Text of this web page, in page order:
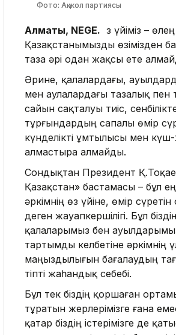
Фото: Ақ жол партиясы
Алматы, NEGE. Өз үйіміз –
Қазақстанымызды өзімізден
таза әрі одан жақсы ете
Әрине, қалалардағы,
мен аулалардағы тазалық пен
сайын сақталуы тиіс,
тұрғындардың сапалы өмір
күнделікті ұмтылысы мен күш-
алмастыра алмайды.
Сондықтан Президент
Қазақстан» бастамасы – бұл
әркімнің өз үйіне, өмір
деген жауапкершілігі. Бұл
қалаларымыз бен
тартымды келбетіне әркімнің
маңыздылығын бағалаудың
тіпті жаһандық себебі.
Бұл тек біздің қоршаған
тұратын жерлерімізге ғана
қатар біздің істерімізге де